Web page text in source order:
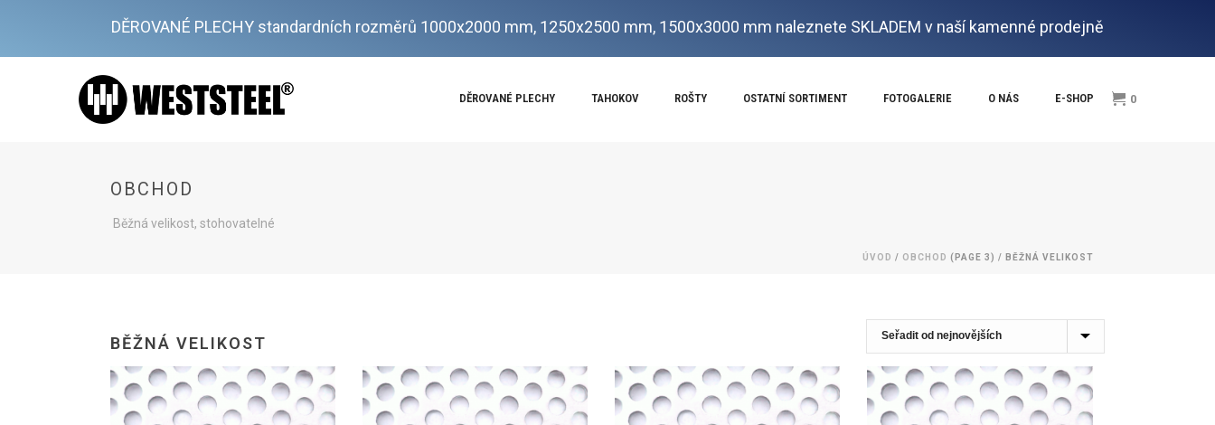
DĚROVANÉ PLECHY standardních rozměrů 1000x2000 mm, 1250x2500 mm, 1500x3000 mm naleznete SKLADEM v naší kamenné prodejně
DĚROVANÉ PLECHY TAHOKOV ROŠTY OSTATNÍ SORTIMENT FOTOGALERIE O NÁS E-SHOP 0
OBCHOD
Běžná velikost, stohovatelné
ÚVOD / OBCHOD (PAGE 3) / BĚŽNÁ VELIKOST
BĚŽNÁ VELIKOST